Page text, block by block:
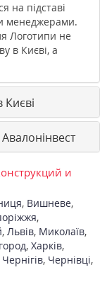
на підставі
менеджерами.
Логотипи не
в Києві, а
и
, Вишневе,
,
, Львів, Миколаїв,
, Харків,
Чернігів, Чернівці,